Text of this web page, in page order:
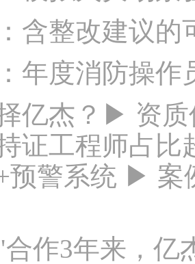
含整改建议的
年度消防操作
亿杰？▶ 资
证工程师占
预警系统 ▶ 案
作3年来，亿